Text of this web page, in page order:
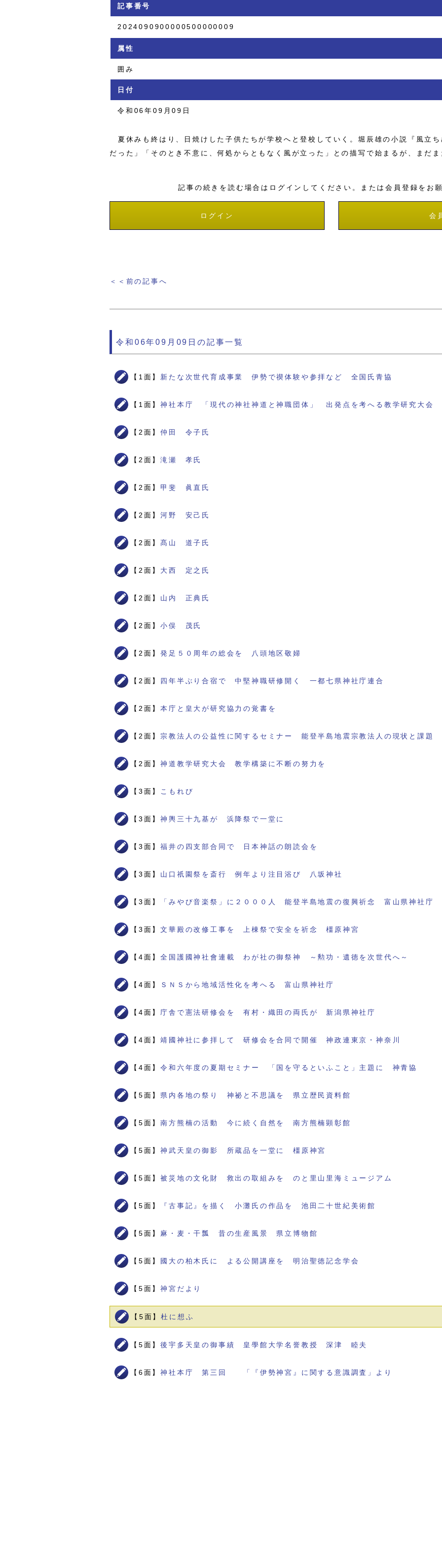
記事番号
2024090900000500000009
属性
囲み
日付
令和06年09月09日
夏休みも終はり、日焼けした子供たちが学校へと登校していく。堀辰雄の小説『風立
だった」「そのとき不意に、何処からともなく風が立った」との描写で始まるが、まだ
記事の続きを読む場合はログインしてください。または会員登録をお
ログイン 会
＜＜前の記事へ
令和06年09月09日の記事一覧
【1面】 新たな次世代育成事業 伊勢で禊体験や参拝など 全国氏青協
【1面】神社本庁 「現代の神社神道と神職団体」 出発点を考へる教学研究大会
【2面】仲田 令子氏
【2面】滝瀬 孝氏
【2面】 甲斐 眞直氏
【2面】河野 安己氏
【2面】髙山 道子氏
【2面】 大西 定之氏
【2面】 山内 正典氏
【2面】小俣 茂氏
【2面】発足５０周年の総会を 八頭地区敬婦
【2面】 四年半ぶり合宿で 中堅神職研修開く 一都七県神社庁連合
【2面】本庁と皇大が研究協力の覚書を
【2面】 宗教法人の公益性に関するセミナー 能登半島地震宗教法人の現状と課題
【2面】神道教学研究大会 教学構築に不断の努力を
【3面】 こもれび
【3面】神輿三十九基が 浜降祭で一堂に
【3面】福井の四支部合同で 日本神話の朗読会を
【3面】 山口祇園祭を斎行 例年より注目浴び 八坂神社
【3面】 「みやび音楽祭」に２０００人 能登半島地震の復興祈念 富山県神社庁
【3面】文華殿の改修工事を 上棟祭で安全を祈念 橿原神宮
【4面】全国護國神社會連載 わが社の御祭神 ～勲功・遺徳を次世代へ～
【4面】 ＳＮＳから地域活性化を考へる 富山県神社庁
【4面】 庁舎で憲法研修会を 有村・織田の両氏が 新潟県神社庁
【4面】靖國神社に参拝して 研修会を合同で開催 神政連東京・神奈川
【4面】令和六年度の夏期セミナー 「国を守るといふこと」主題に 神青協
【5面】 県内各地の祭り 神祕と不思議を 県立歴民資料館
【5面】南方熊楠の活動 今に続く自然を 南方熊楠顕彰館
【5面】神武天皇の御影 所蔵品を一堂に 橿原神宮
【5面】被災地の文化財 救出の取組みを のと里山里海ミュージアム
【5面】 『古事記』を描く 小灘氏の作品を 池田二十世紀美術館
【5面】 麻・麦・干瓢 昔の生産風景 県立博物館
【5面】 國大の柏木氏に よる公開講座を 明治聖徳記念学会
【5面】神宮だより
【5面】杜に想ふ
【5面】後宇多天皇の御事績 皇學館大学名誉教授 深津 睦夫
【6面】神社本庁 第三回 「『伊勢神宮』に関する意識調査」より